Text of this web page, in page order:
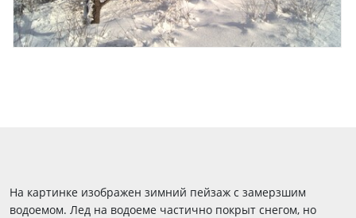
На картинке изображен зимний пейзаж с замерзшим
водоемом. Лед на водоеме частично покрыт снегом, но